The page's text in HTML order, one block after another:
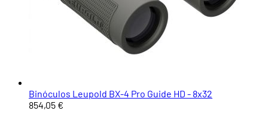
Binóculos Leupold BX-4 Pro Guide HD - 8x32
854,05 €